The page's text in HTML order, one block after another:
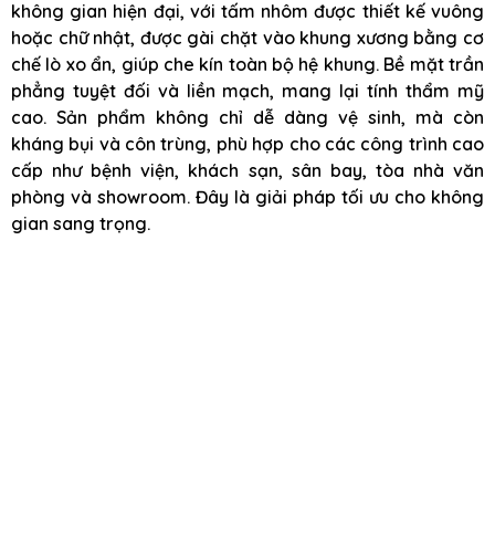
không gian hiện đại, với tấm nhôm được thiết kế vuông
hoặc chữ nhật, được gài chặt vào khung xương bằng cơ
chế lò xo ẩn, giúp che kín toàn bộ hệ khung. Bề mặt trần
phẳng tuyệt đối và liền mạch, mang lại tính thẩm mỹ
cao. Sản phẩm không chỉ dễ dàng vệ sinh, mà còn
kháng bụi và côn trùng, phù hợp cho các công trình cao
cấp như bệnh viện, khách sạn, sân bay, tòa nhà văn
phòng và showroom. Đây là giải pháp tối ưu cho không
gian sang trọng.